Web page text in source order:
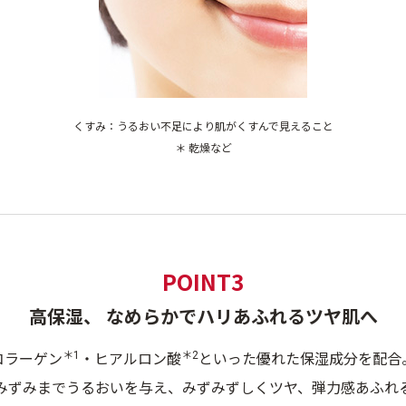
くすみ：うるおい不足により肌がくすんで見えること
＊ 乾燥など
POINT3
高保湿、 なめらかでハリあふれるツヤ肌へ
ラーゲン ＊1 ・ヒアルロン酸＊2 といった優れた保湿成分を配合
ずみまでうるおいを与え、みずみずしくツヤ、弾力感あふれ